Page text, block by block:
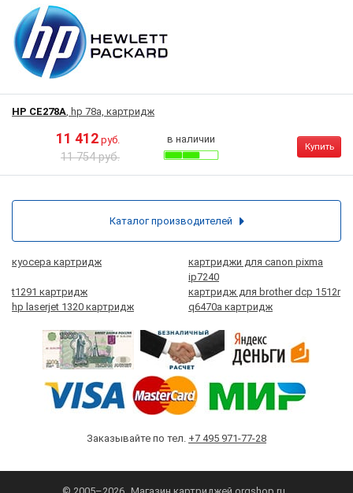
HP CE278A, hp 78a, картридж
11 412 руб.
11 754 руб.
в наличии
Купить
куосера картридж
картриджи для canon pixma
ip7240
t1291 картридж
картридж для brother dcp 1512r
hp laserjet 1320 картридж
q6470a картридж
Заказывайте по тел. +7 495 971-77-28